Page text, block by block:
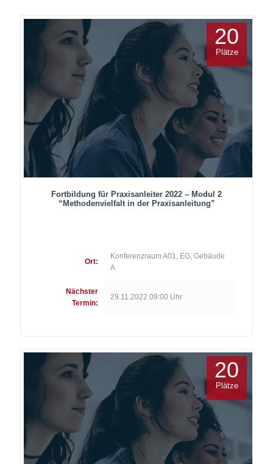
Fortbildung für Praxisanleiter 2022 – Modul 2
“Methodenvielfalt in der Praxisanleitung”
Ort:
Konferenzraum A01, EG, Gebäude
A
Nächster
Termin:
29.11.2022 09:00 Uhr
20
Plätze
20
Plätze